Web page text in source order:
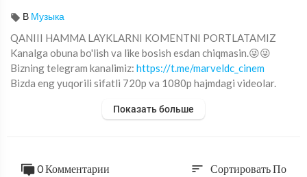
В Музыка
QANIII HAMMA LAYKLARNI KOMENTNI PORTLATAMIZ⁣⁣⁣⁣⁣⁣⁣⁣⁣⁣⁣⁣⁣⁣⁣⁣⁣⁣
Kanalga obuna bo'lish va like bosish esdan chiqmasin.😜😜
Bizning telegram kanalimiz: ⁣ https://t.me/marveldc_cinem
Bizda eng yuqorili sifatli 720p va 1080p hajmdagi videolar.
Показать больше
0 Комментарии sort Сортировать По